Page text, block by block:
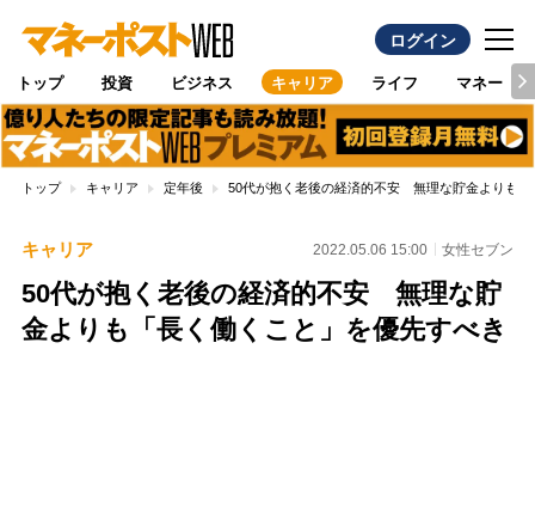
ログイン
トップ 投資 ビジネス キャリア ライフ マネー
トップ キャリア 定年後 50代が抱く老後の経済的不安 無理な貯金よりも「
キャリア 2022.05.06 15:00 女性セブン
50代が抱く老後の経済的不安 無理な貯
金よりも「長く働くこと」を優先すべき